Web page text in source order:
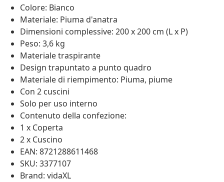
Colore: Bianco
Materiale: Piuma d'anatra
Dimensioni complessive: 200 x 200 cm (L x P)
Peso: 3,6 kg
Materiale traspirante
Design trapuntato a punto quadro
Materiale di riempimento: Piuma, piume
Con 2 cuscini
Solo per uso interno
Contenuto della confezione:
1 x Coperta
2 x Cuscino
EAN: 8721288611468
SKU: 3377107
Brand: vidaXL